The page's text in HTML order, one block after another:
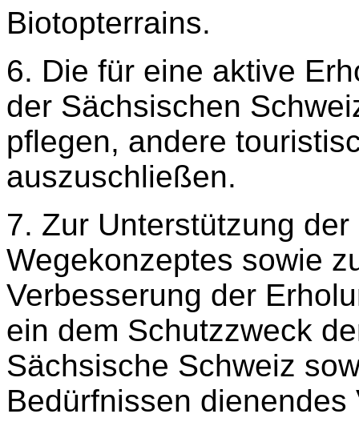
Biotopterrains.
6. Die für eine aktive
der Sächsischen
pflegen, andere
auszuschließen.
7. Zur Unterstützung
Wegekonzeptes sowie
Verbesserung der
ein dem Schutzzweck
Sächsische Schweiz
Bedürfnissen